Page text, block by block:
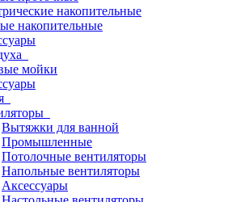
накопительные
накопительные
мойки
Вытяжки для ванной
Промышленные
Потолочные вентиляторы
Напольные вентиляторы
Аксессуары